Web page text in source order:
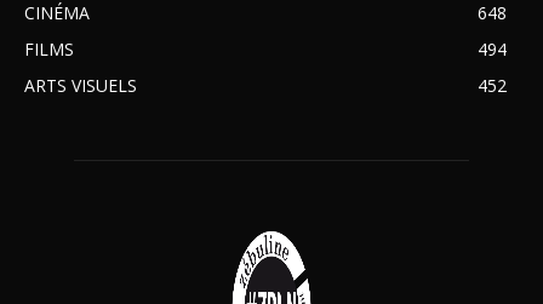
CINÉMA
648
FILMS
494
ARTS VISUELS
452